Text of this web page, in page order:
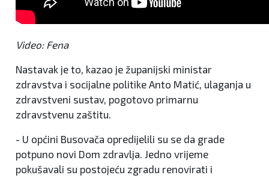
Video: Fena
Nastavak je to, kazao je županijski ministar
zdravstva i socijalne politike Anto Matić, ulaganja u
zdravstveni sustav, pogotovo primarnu
zdravstvenu zaštitu.
- U općini Busovača opredijelili su se da grade
potpuno novi Dom zdravlja. Jedno vrijeme
pokušavali su postojeću zgradu renovirati i